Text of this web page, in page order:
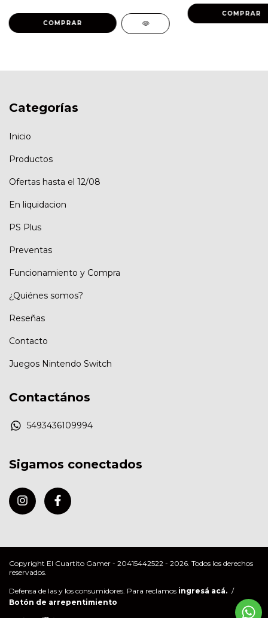
COMPRAR
COMPRAR
Categorías
Inicio
Productos
Ofertas hasta el 12/08
En liquidacion
PS Plus
Preventas
Funcionamiento y Compra
¿Quiénes somos?
Reseñas
Contacto
Juegos Nintendo Switch
Contactános
5493436109994
Sigamos conectados
Copyright El Cuartito Gamer - 20415442522 - 2026. Todos los derechos
reservados.
Defensa de las y los consumidores. Para reclamos ingresá acá. /
Botón de arrepentimiento